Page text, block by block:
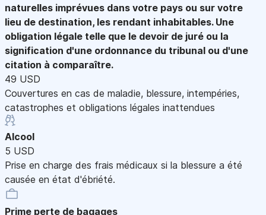
naturelles imprévues dans votre pays ou sur votre
lieu de destination, les rendant inhabitables. Une
obligation légale telle que le devoir de juré ou la
signification d'une ordonnance du tribunal ou d'une
citation à comparaître.
49 USD
Couvertures en cas de maladie, blessure, intempéries,
catastrophes et obligations légales inattendues
Alcool
5 USD
Prise en charge des frais médicaux si la blessure a été
causée en état d'ébriété.
Prime perte de bagages